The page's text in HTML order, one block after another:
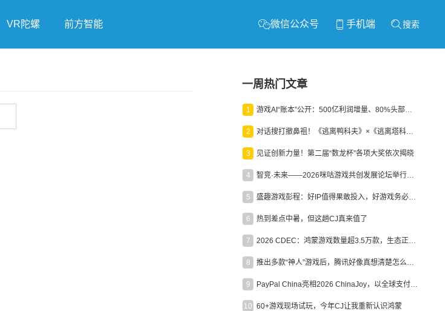
VR陀螺 前方智能 微信公众号 手机端 搜索
一周热门文章
1 游戏AI“账本”公开：500亿利润增量、80%头部入局，谁在闷声发财？
2 对话搜打撤鼻祖！《逃离鸭科夫》×《逃离塔科夫》官方线下沙龙落幕
3 见证创新力量！第二届“数龙杯”各项大奖依次揭晓
4 智竞·未来——2026咪咕游戏共创发展论坛举行：聚力精品内容、AI创作与电竞生态，共建高品质益智健康游戏社区
5 盛趣游戏彭程：好IP值得果敢投入，好游戏务必长效经营
6 热到差点中暑，但这趟CJ真来值了
7 2026 CDEC：鸿蒙游戏数量超3.5万款，生态正循环加速产业高质量发展
8 推出多款“神人”游戏后，腾讯好像真想清楚怎么做二次元了
9 PayPal China亮相2026 ChinaJoy，以全球支付能力助力中国游戏企业深化全球运营
10 60+游戏现场试玩，今年CJ让我重新认识鸿蒙